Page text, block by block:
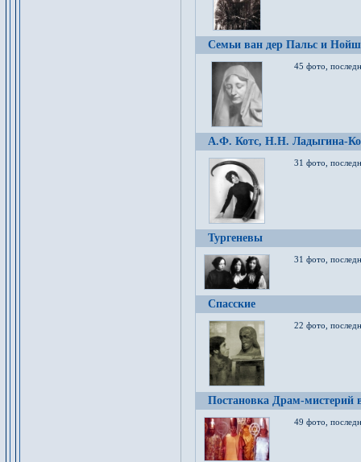
Семьи ван дер Пальс и
45 фото,
А.Ф. Котс, Н.Н. Ладыгина-
31 фото,
Тургеневы
31 фото,
Спасские
22 фото,
Постановка Драм-мистерий
49 фото,